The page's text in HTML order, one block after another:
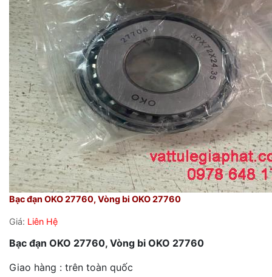
Bạc đạn OKO 27760, Vòng bi OKO 27760
Giá: Liên Hệ
Bạc đạn OKO 27760, Vòng bi OKO 27760
Giao hàng : trên toàn quốc